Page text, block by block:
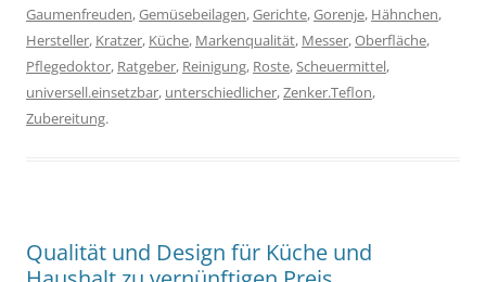
Gaumenfreuden,Gemüsebeilagen,Gerichte,Gorenje, Hähnchen,
Hersteller, Kratzer, Küche, Markenqualität, Messer,Oberfläche,
Pflegedoktor, Ratgeber, Reinigung, Roste,Scheuermittel,
universell.einsetzbar, unterschiedlicher,Zenker.Teflon,
Zubereitung.
Qualität und Design für Küche und